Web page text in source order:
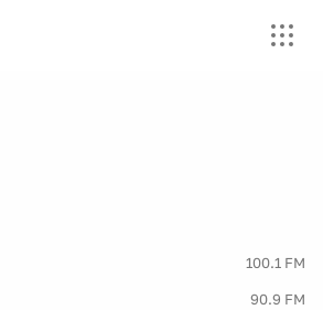
100.1 FM
90.9 FM